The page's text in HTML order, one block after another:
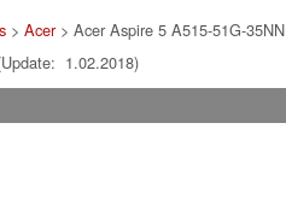
>Acer> Acer Aspire 5 A515-51G-35NN
1.02.2018)